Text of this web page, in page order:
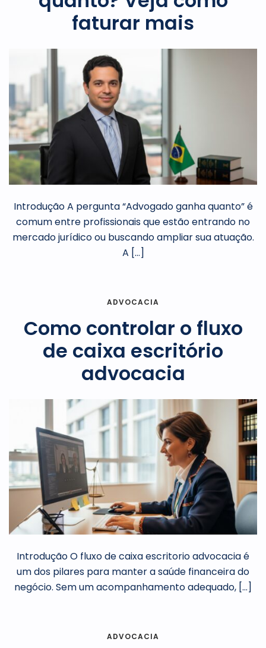
faturar mais
Introdução A pergunta “Advogado ganha quanto” é
comum entre profissionais que estão entrando no
mercado jurídico ou buscando ampliar sua atuação.
A […]
ADVOCACIA
Como controlar o fluxo
de caixa escritório
advocacia
Introdução O fluxo de caixa escritorio advocacia é
um dos pilares para manter a saúde financeira do
negócio. Sem um acompanhamento adequado, […]
ADVOCACIA